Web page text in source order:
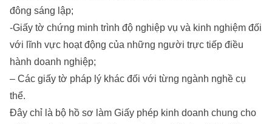
đông sáng lập;
-Giấy tờ chứng minh trình độ nghiệp vụ và kinh nghiệm đối
với lĩnh vực hoạt động của những người trực tiếp điều
hành doanh nghiệp;
– Các giấy tờ pháp lý khác đối với từng ngành nghề cụ
thể.
Đây chỉ là bộ hồ sơ làm Giấy phép kinh doanh chung cho